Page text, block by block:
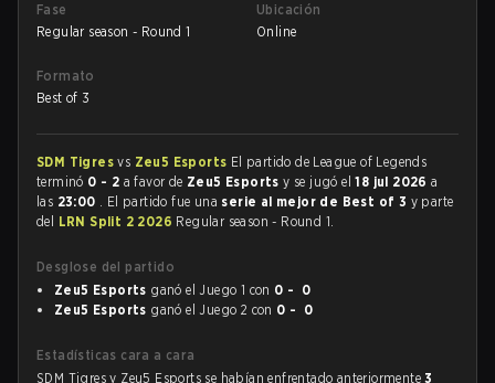
Fase
Regular season - Round 1
Ubicación
Online
Formato
Best of 3
SDM Tigresvs Zeu5 Esports El partido de League of Legends
terminó 0 - 2 a favor de Zeu5 Esportsy se jugó el18 jul 2026a
las 23:00 . El partido fue una serie al mejor de Best of 3 y parte
del LRN Split 2 2026 Regular season - Round 1.
Desglose del partido
Zeu5 Esports ganó el Juego 1 con 0 - 0
Zeu5 Esports ganó el Juego 2 con 0 - 0
Estadísticas cara a cara
SDM Tigres y Zeu5 Esports se habían enfrentado anteriormente3